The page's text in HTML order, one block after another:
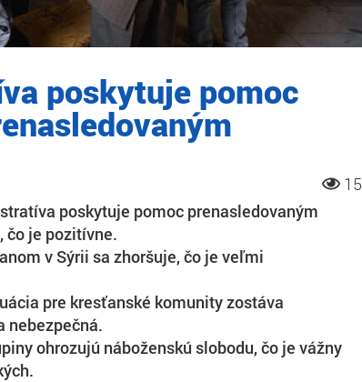
poskytuje pomoc
15
poskytuje pomoc prenasledovaným
čo je pozitívne.
v Sýrii sa zhoršuje, čo je veľmi
pre kresťanské komunity zostáva
nebezpečná.
ohrozujú náboženskú slobodu, čo je vážny